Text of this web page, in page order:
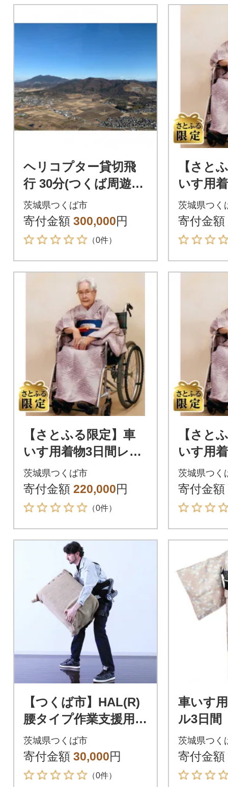
ヘリコプター貸切飛
行 30分(つくば周遊コ
ース) 3名様まで搭乗
可能
茨城県つくば市
寄付金額 300,000円
（0件）
【さと
いす用
タル(小
葉 帯:
写真加
茨城県つく
寄付金額
【さとふる限定】車
いす用着物3日間レン
タル(小紋:水色桜紅
葉 帯:黄色草花/草履)
写真加工サービス付
茨城県つくば市
寄付金額 220,000円
（0件）
【さと
いす用
タル(小
帯:藍 縞
真加工
茨城県つく
寄付金額
【つくば市】HAL(R)
腰タイプ作業支援用装
着体験(2名様)
茨城県つくば市
寄付金額 30,000円
（0件）
車いす
ル3日間
桜 紅葉
色 格
茨城県つく
寄付金額